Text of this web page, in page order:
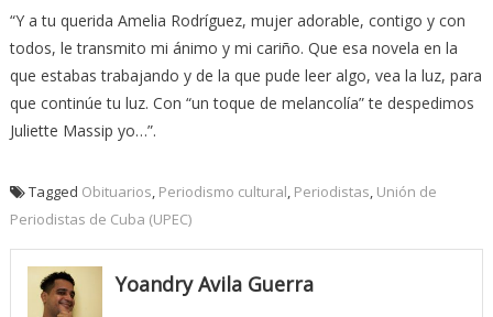
“Y a tu querida Amelia Rodríguez, mujer adorable, contigo y con
todos, le transmito mi ánimo y mi cariño. Que esa novela en la
que estabas trabajando y de la que pude leer algo, vea la luz, para
que continúe tu luz. Con “un toque de melancolía” te despedimos
Juliette Massip yo…”.
Tagged Obituarios Periodismo cultural Periodistas Unión de
Periodistas de Cuba (UPEC)
Yoandry Avila Guerra